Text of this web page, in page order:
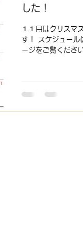
した！
１１月はクリスマ
す！ スケジュール
ージをご覧ください